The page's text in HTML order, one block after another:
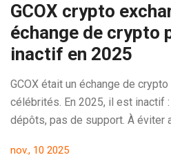
GCOX crypto
échange de crypto
inactif en 2025
GCOX était un échange de
célébrités. En 2025, il est inactif
dépôts, pas de support. À éviter
nov., 10 2025